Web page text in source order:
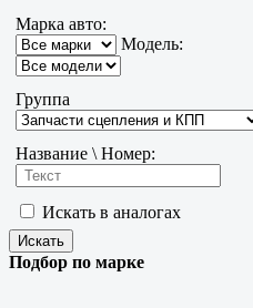
Марка авто:
Модель:
Группа
Название \ Номер:
Искать в аналогах
Подбор по марке